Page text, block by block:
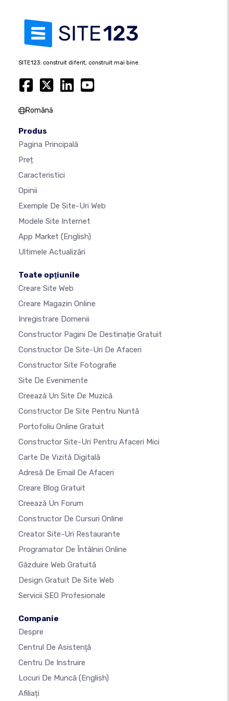
SITE123: construit diferit, construit mai bine.
Română
Produs
Pagina Principală
Preț
Caracteristici
Opinii
Exemple De Site-Uri Web
Modele Site Internet
App Market (English)
Ultimele Actualizări
Toate opţiunile
Creare Site Web
Creare Magazin Online
Inregistrare Domenii
Constructor Pagini De Destinație Gratuit
Constructor De Site-Uri De Afaceri
Constructor Site Fotografie
Site De Evenimente
Creează Un Site De Muzică
Constructor De Site Pentru Nuntă
Portofoliu Online Gratuit
Constructor Site-Uri Pentru Afaceri Mici
Carte De Vizită Digitală
Adresă De Email De Afaceri
Creare Blog Gratuit
Creează Un Forum
Constructor De Cursuri Online
Creator Site-Uri Restaurante
Programator De Întâlniri Online
Găzduire Web Gratuită
Design Gratuit De Site Web
Servicii SEO Profesionale
Companie
Despre
Centrul De Asistenţă
Centru De Instruire
Locuri De Muncă (English)
Afiliați